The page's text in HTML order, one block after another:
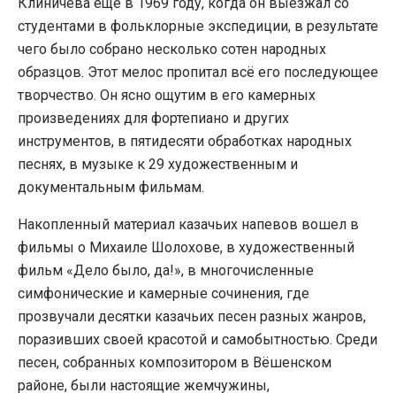
Клиничева еще в 1969 году, когда он выезжал со
студентами в фольклорные экспедиции, в результате
чего было собрано несколько сотен народных
образцов. Этот мелос пропитал всё его последующее
творчество. Он ясно ощутим в его камерных
произведениях для фортепиано и других
инструментов, в пятидесяти обработках народных
песнях, в музыке к 29 художественным и
документальным фильмам.
Накопленный материал казачьих напевов вошел в
фильмы о Михаиле Шолохове, в художественный
фильм «Дело было, да!», в многочисленные
симфонические и камерные сочинения, где
прозвучали десятки казачьих песен разных жанров,
поразивших своей красотой и самобытностью. Среди
песен, собранных композитором в Вёшенском
районе, были настоящие жемчужины,